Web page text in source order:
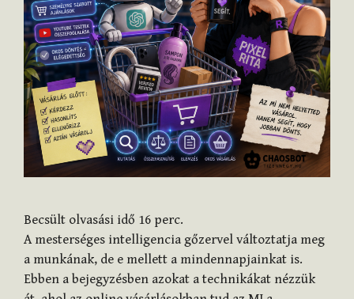
Becsült olvasási idő 16 perc.
A mesterséges intelligencia gőzervel változtatja meg
a munkának, de e mellett a mindennapjainkat is.
Ebben a bejegyzésben azokat a technikákat nézzük